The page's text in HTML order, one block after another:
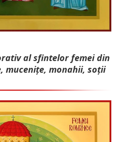
al sfintelor femei din
mu­cenițe, monahii, soții